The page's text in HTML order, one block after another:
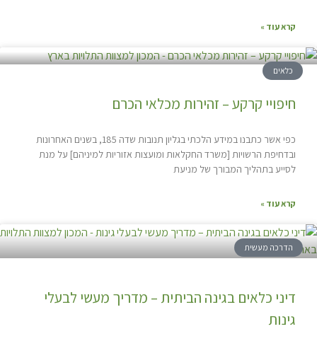
קרא עוד »
כלאים
חיפויי קרקע – זהירות מכלאי הכרם
כפי אשר כתבנו במידע הלכתי בגליון תנובות שדה 185, בשנים האחרונות
ובדחיפת הרשויות [משרד החקלאות ומועצות אזוריות למיניהם] על מנת
לסייע בתהליך המבורך של מניעת
קרא עוד »
הדרכה מעשית
דיני כלאים בגינה הביתית – מדריך מעשי לבעלי
גינות